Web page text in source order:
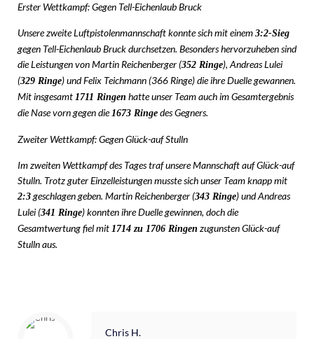
Erster Wettkampf: Gegen Tell-Eichenlaub Bruck
Unsere zweite Luftpistolenmannschaft konnte sich mit einem 3:2-Sieg
gegen Tell-Eichenlaub Bruck durchsetzen. Besonders hervorzuheben sind
die Leistungen von Martin Reichenberger (352 Ringe), Andreas Lulei
(329 Ringe) und Felix Teichmann (366 Ringe) die ihre Duelle gewannen.
Mit insgesamt 1711 Ringen hatte unser Team auch im Gesamtergebnis
die Nase vorn gegen die1673 Ringe des Gegners.
Zweiter Wettkampf: Gegen Glück-auf Stulln
Im zweiten Wettkampf des Tages traf unsere Mannschaft auf Glück-auf
Stulln. Trotz guter Einzelleistungen musste sich unser Team knapp mit
2:3 geschlagen geben. Martin Reichenberger (343 Ringe) und Andreas
Lulei (341 Ringe) konnten ihre Duelle gewinnen, doch die
Gesamtwertung fiel mit 1714 zu 1706 Ringen zugunsten Glück-auf
Stulln aus.
Chris H.